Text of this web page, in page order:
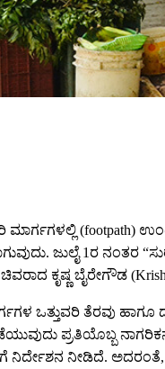
(footpath)
ಜುಲೈ 1ರ ನಂತರ
ಕೃಷ್ಣ ಬೈರೇಗೌಡ
ಒತ್ತುವರಿ ತೆರವು
ಪ್ರತಿಯೊಬ್ಬ
ನಿರ್ದೇಶನ ನೀಡಿದೆ.